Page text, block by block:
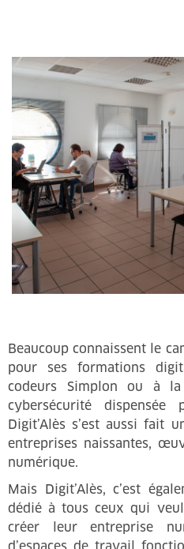
Beaucoup connaissent le
pour ses formations
codeurs Simplon ou à
cybersécurité dispensée
Digit’Alès s’est aussi fait
entreprises naissantes,
numérique.
Mais Digit’Alès, c’est
dédié à tous ceux qui
créer leur entreprise